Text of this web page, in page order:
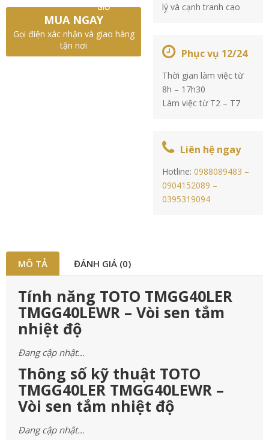
GIỎ
MUA NGAY
Gọi điện xác nhận và giao hàng
tận nơi
lý và cạnh tranh cao
Phục vụ 12/24
Thời gian làm việc từ
8h – 17h30
Làm việc từ T2 – T7
Liên hệ ngay
Hotline:0988089483 –
0904152089 –
0395319094
MÔ TẢ ĐÁNH GIÁ (0)
Tính năng TOTO TMGG40LER
TMGG40LEWR – Vòi sen tắm
nhiệt độ
Đang cập nhật…
Thông số kỹ thuật TOTO
TMGG40LER TMGG40LEWR –
Vòi sen tắm nhiệt độ
Đang cập nhật…